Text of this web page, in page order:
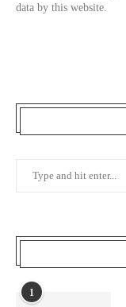
data by this website.
1